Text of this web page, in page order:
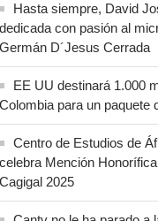
Hasta siempre, David
dedicada con pasión al
Germán D´Jesus Cerrada
EE UU destinará 1.000
Colombia para un paquete
Centro de Estudios de
celebra Mención
Cagigal 2025